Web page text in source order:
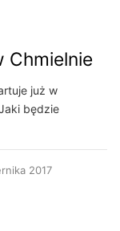
Chmielnie
już w
będzie
2017